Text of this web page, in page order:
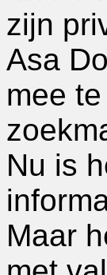
zijn
Asa
mee
Nu is
Maar